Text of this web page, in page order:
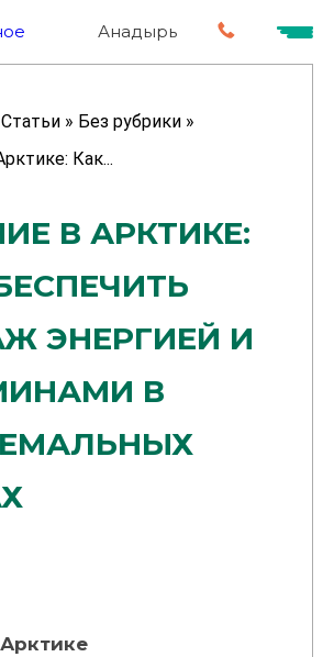
Анадырь
Статьи » Без рубрики »
Как...
В АРКТИКЕ:
ЭНЕРГИЕЙ И
В